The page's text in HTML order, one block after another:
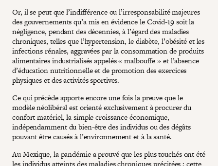
Or, il se peut que l’indifférence ou l’irresponsabilité majeures
des gouvernements qu’a mis en évidence le Covid-19 soit la
négligence, pendant des décennies, à l’égard des maladies
chroniques, telles que l’hypertension, le diabète, l’obésité et les
infections rénales, aggravées par la consommation de produits
alimentaires industrialisés appelés « malbouffe » et l’absence
d’éducation nutritionnelle et de promotion des exercices
physiques et des activités sportives.
Ce qui précède apporte encore une fois la preuve que le
modèle néolibéral est orienté exclusivement à procurer du
confort matériel, la simple croissance économique,
indépendamment du bien-être des individus ou des dégâts
pouvant être causés à l’environnement et à la santé.
Au Mexique, la pandémie a prouvé que les plus touchés ont été
les individus atteints des maladies chroniques précitées ; cette